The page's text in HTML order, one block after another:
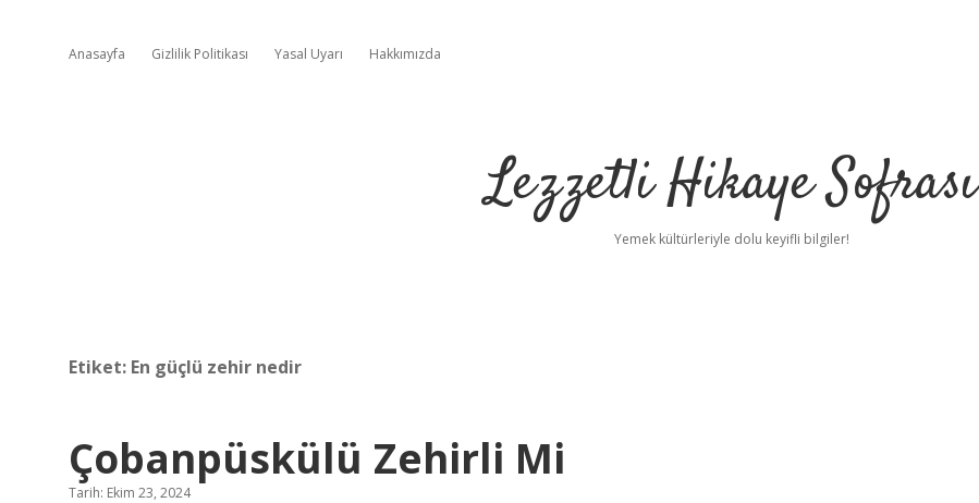
Anasayfa Gizlilik Politikası Yasal Uyarı Hakkımızda
Lezzetli Hikaye Sofrası
Yemek kültürleriyle dolu keyifli bilgiler!
Etiket: En güçlü zehir nedir
Çobanpüskülü Zehirli Mi
Tarih: Ekim 23, 2024